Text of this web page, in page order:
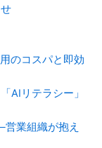
のコスパと即効
AIリテラシー」
業組織が抱え